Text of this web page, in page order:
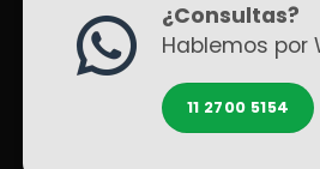
¿Consultas?
Hablemos por
11 2700 5154